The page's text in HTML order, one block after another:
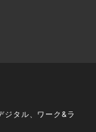
ジタル、ワーク&ラ